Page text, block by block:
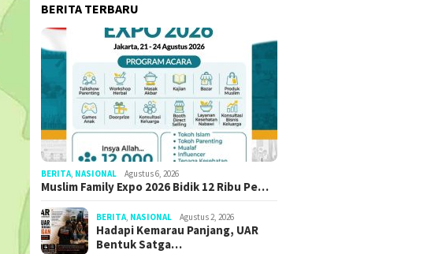
BERITA TERBARU
BERITA NASIONAL Agustus 6, 2026
Muslim Family Expo 2026 Bidik 12 Ribu Pe…
BERITA NASIONAL Agustus 2, 2026
Hadapi Kemarau Panjang, UAR
Bentuk Satga…